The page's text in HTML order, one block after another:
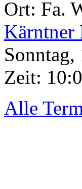
Ort: Fa.
Kärntner
Sonntag,
Zeit:
Alle